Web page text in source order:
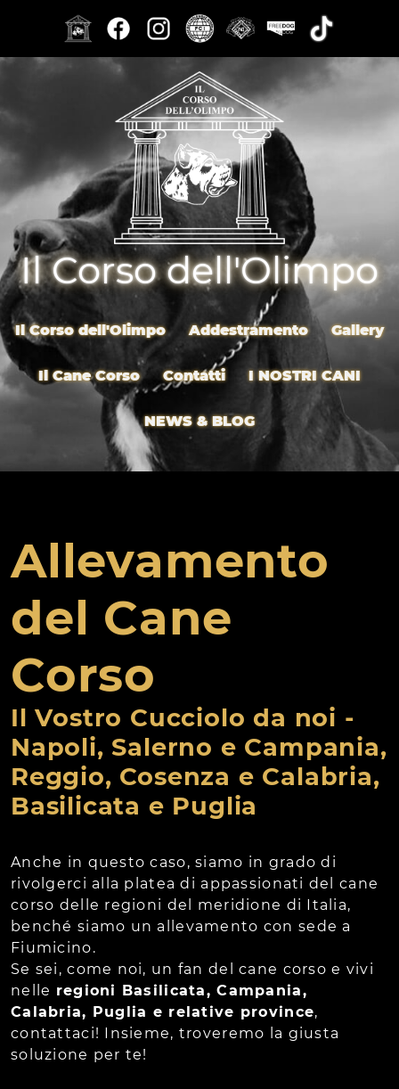
Il Corso dell'Olimpo
Il Corso dell'Olimpo Addestramento Gallery
Il Cane Corso Contatti I NOSTRI CANI
NEWS & BLOG
Allevamento
del Cane
Corso
Il Vostro Cucciolo da noi -
Napoli, Salerno e Campania,
Reggio, Cosenza e Calabria,
Basilicata e Puglia
Anche in questo caso, siamo in grado di
rivolgerci alla platea di appassionati del cane
corso delle regioni del meridione di Italia,
benché siamo un allevamento con sede a
Fiumicino.
Se sei, come noi, un fan del cane corso e vivi
nelle regioni Basilicata, Campania,
Calabria, Puglia e relative province,
contattaci! Insieme, troveremo la giusta
soluzione per te!